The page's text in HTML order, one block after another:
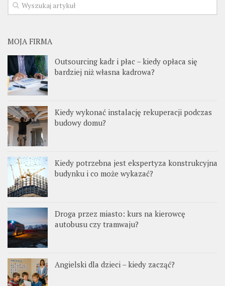
MOJA FIRMA
Outsourcing kadr i płac – kiedy opłaca się
bardziej niż własna kadrowa?
Kiedy wykonać instalację rekuperacji podczas
budowy domu?
Kiedy potrzebna jest ekspertyza konstrukcyjna
budynku i co może wykazać?
Droga przez miasto: kurs na kierowcę
autobusu czy tramwaju?
Angielski dla dzieci – kiedy zacząć?